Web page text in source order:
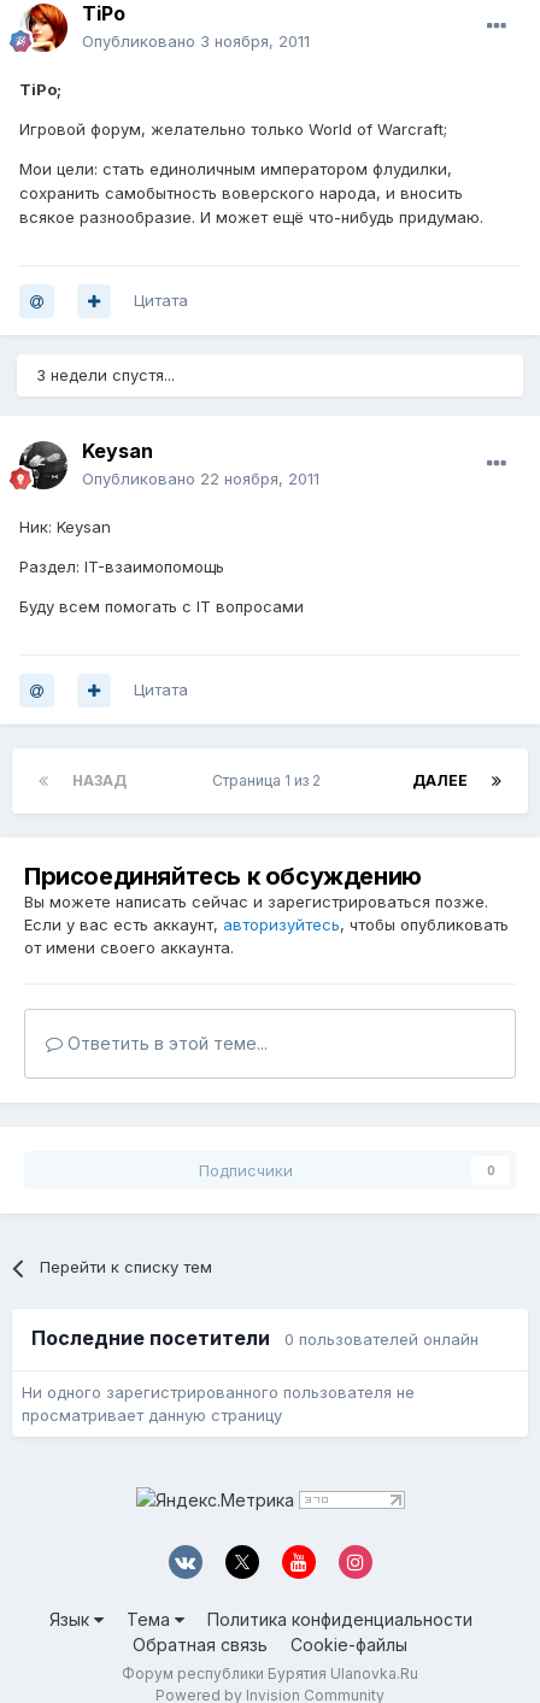
TiPo
Опубликовано 3 ноября, 2011
TiPo;
Игровой форум, желательно только World of Warcraft;
Мои цели: стать единоличным императором флудилки,
сохранить самобытность воверского народа, и вносить
всякое разнообразие. И может ещё что-нибудь придумаю.
Цитата
3 недели спустя...
Keysan
Опубликовано 22 ноября, 2011
Ник: Keysan
Раздел: IT-взаимопомощь
Буду всем помогать с IT вопросами
Цитата
НАЗАД ДАЛЕЕ
Страница 1 из 2
Присоединяйтесь к обсуждению
Вы можете написать сейчас и зарегистрироваться позже.
Если у вас есть аккаунт, авторизуйтесь, чтобы опубликовать
от имени своего аккаунта.
Ответить в этой теме...
Подписчики 0
Перейти к списку тем
Последние посетители 0 пользователей онлайн
Ни одного зарегистрированного пользователя не
просматривает данную страницу
Язык Тема
Политика конфиденциальности
Обратная связь
Cookie-файлы
Форум республики Бурятия Ulanovka.Ru
Powered by Invision Community